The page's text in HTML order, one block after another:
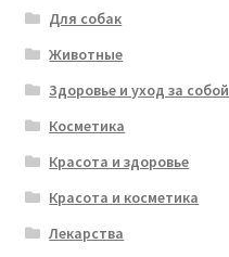
Для собак
Животные
Здоровье и уход за собой
Косметика
Красота и здоровье
Красота и косметика
Лекарства